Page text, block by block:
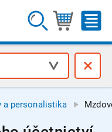
a personalistika